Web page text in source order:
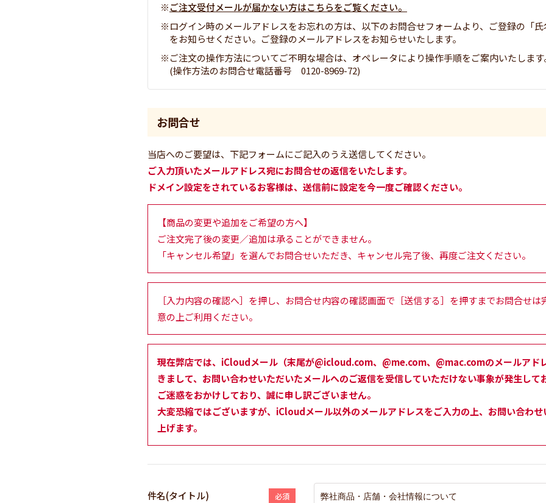
ご注文受付メールが届かない方はこちらをご覧ください。
ログイン時のメールアドレスをお忘れの方は、以下のお問合せフォームより、ご登録の「氏
をお知らせください。ご登録のメールアドレスをお知らせいたします。
ご注文の操作方法についてご不明な場合は、オペレータにより操作手順をご案内いたします
(操作方法のお問合せ電話番号 0120-8969-72)
お問合せ
当店へのご要望は、下記フォームにご記入のうえ送信してください。
ご入力頂いたメールアドレス宛にお問合せの返信をいたします。
ドメイン設定をされているお客様は、送信前に設定を今一度ご確認ください。
【商品の変更や追加をご希望の方へ】
ご注文完了後の変更／追加は承ることができません。
「キャンセル希望」を選んでお問合せいただき、キャンセル完了後、再度ご注文ください。
［入力内容の確認へ］を押し、お問合せ内容の確認画面で［送信する］を押すまでお問合せ
意の上ご利用ください。
現在弊店では、iCloudメール（末尾が@icloud.com、@me.com、@mac.comのメールアド
きまして、お問い合わせいただいたメールへのご返信を受信していただけない事象が発生して
ご迷惑をおかけしており、誠に申し訳ございません。
大変恐縮ではございますが、iCloudメール以外のメールアドレスをご入力の上、お問い合わ
上げます。
件名(タイトル)